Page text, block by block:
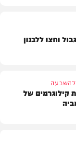
וחצו ללבנון
להשבעה
קילוגרמים של